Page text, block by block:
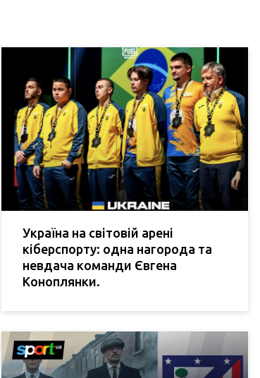
Україна на світовій арені
кіберспорту: одна нагорода та
невдача команди Євгена
Коноплянки.